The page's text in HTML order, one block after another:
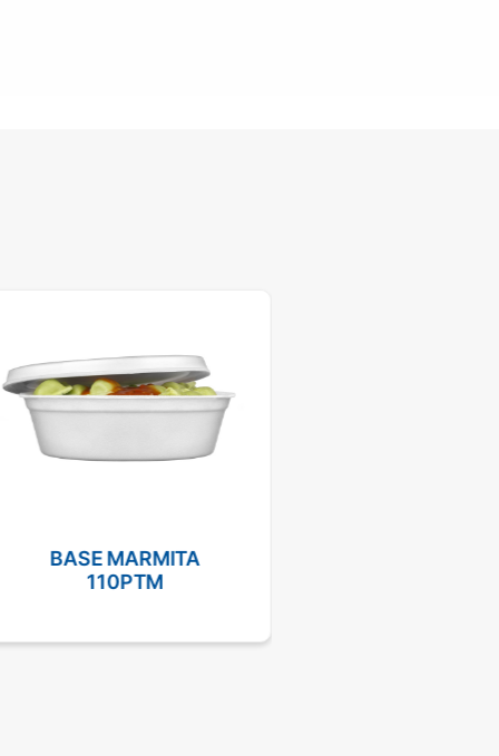
BASE MARMITA
110PTM